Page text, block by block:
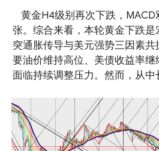
黄金H4级别再次下跌，
张。综合来看，本轮黄金下跌
突通胀传导与美元强势三因素
要油价维持高位、美债收益率
面临持续调整压力。然而，从